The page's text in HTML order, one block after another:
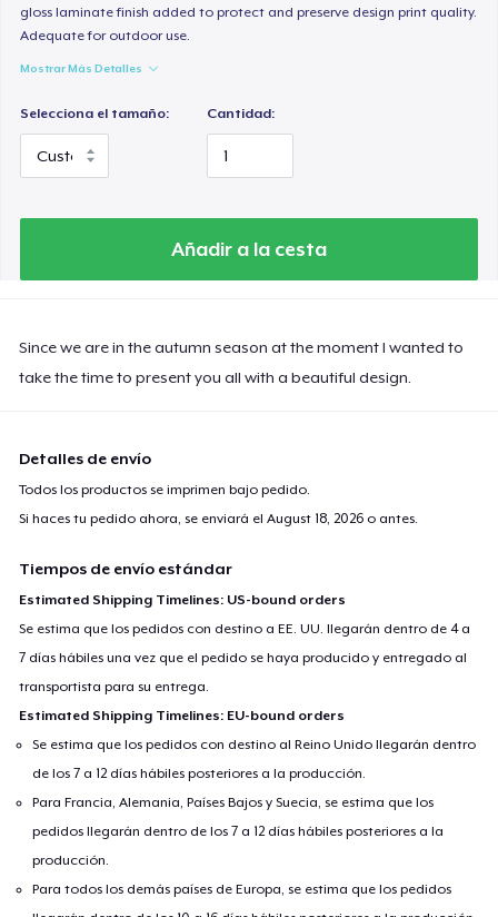
gloss laminate finish added to protect and preserve design print quality.
Adequate for outdoor use.
Mostrar Más Detalles
Selecciona el tamaño: Cantidad:
Añadir a la cesta
Since we are in the autumn season at the moment I wanted to
take the time to present you all with a beautiful design.
Detalles de envío
Todos los productos se imprimen bajo pedido.
Si haces tu pedido ahora, se enviará elAugust 18, 2026 o antes.
Tiempos de envío estándar
Estimated Shipping Timelines: US-bound orders
Se estima que los pedidos con destino a EE. UU. llegarán dentro de 4 a
7 días hábiles una vez que el pedido se haya producido y entregado al
transportista para su entrega.
Estimated Shipping Timelines: EU-bound orders
Se estima que los pedidos con destino al Reino Unido llegarán dentro
de los 7 a 12 días hábiles posteriores a la producción.
Para Francia, Alemania, Países Bajos y Suecia, se estima que los
pedidos llegarán dentro de los 7 a 12 días hábiles posteriores a la
producción.
Para todos los demás países de Europa, se estima que los pedidos